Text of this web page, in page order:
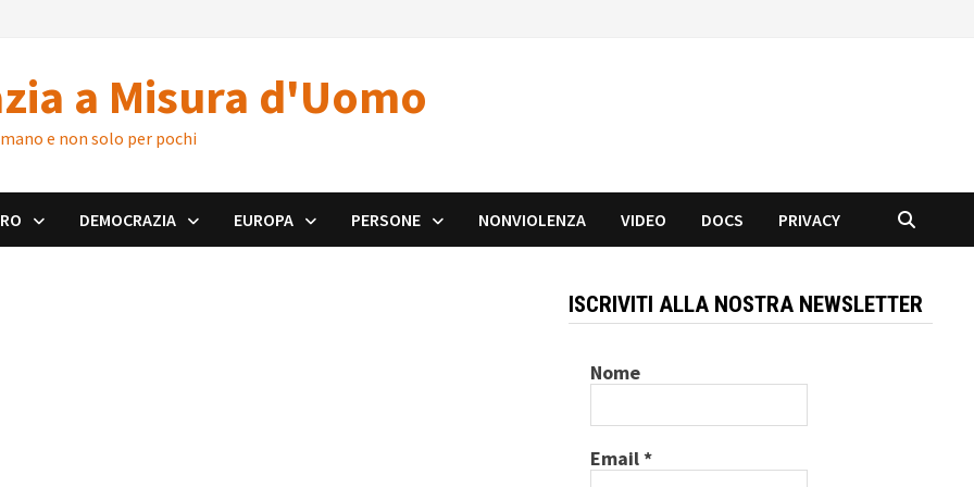
a Misura d'Uomo
e non solo per pochi
DEMOCRAZIA EUROPA PERSONE NONVIOLENZA VIDEO DOCS PRIVACY
ISCRIVITI ALLA NOSTRA NEWSLETTER
Nome
Email*